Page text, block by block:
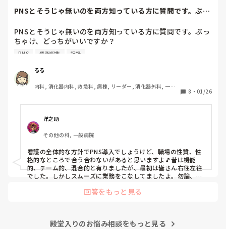
自分が情けなくて情けなくて😭
こんなバカな私をせめて笑い飛ばしてください笑
PNSとそうじゃ無いのを両方知っている方に質問です。ぶっ
PNSとそうじゃ無いのを両方知っている方に質問です。ぶっ
ちゃけ、どっちがいいですか？
後、PNSを廃止しました。
私は、そのPNSを廃止した病棟からまだPNSをやっている病
棟に9月に異動してきました。
じざるを得ませんでした。
色々な病棟に入院したことのある患者さんも、「(私が異動
する前の病棟の方が)新人が患者から見てもよく動けてた
よ」と言っていました。
現病棟はPNSだけれども、結局は忙しくて、新人の面倒を見
てられず、清潔ケアや単純に点滴を繋げてくるなど、簡単な
仕事しか新人にさせていませんでした。PNSを廃止した病棟
では、イベントは必ずと言っていいほど新人に担当させて、
ることがどんどん増えていったと思っています。
朝の情報収集にも時間がかかり、結果、患者のことがわから
PNS 情報収集 記録
るる
内科, 消化器内科, 救急科, 病棟, リーダー, 消化器外科, 一般
8 ・ 01/26
洋之助
その他の科, 一般病院
看護の全体的な方針でPNS導入でしょうけど、職場の性質、性
格的なところで合う合わないがあると思いますよ🎵昔は機能
的、チーム的、混合的と有りましたが、最初は皆さん右往左往
でした。しかしスムーズに業務をこなしてましたよ。勿論、指
と意見交換を行うべきと思いますよ🎵それに人手が足りないの
の向き合い方になると思いますよ🎵僕は昔の人間なので、昔は
回答をもっと見る
殿堂入りのお悩み相談をもっと見る